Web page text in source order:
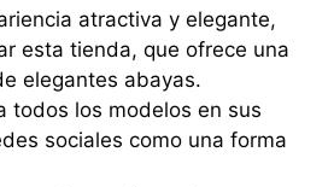
atractiva y elegante,
esta tienda, que ofrece una
elegantes abayas.
todos los modelos en sus
sociales como una forma